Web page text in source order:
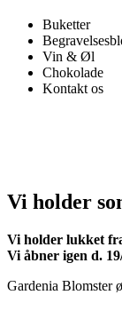
Buketter
Vin & Øl
Chokolade
Kontakt os
Vi holder
Vi holder lukket
Vi åbner igen d.
Gardenia Blomster